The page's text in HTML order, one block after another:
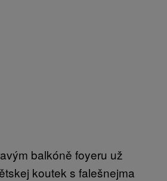
balkóně foyeru už
koutek s falešnejma